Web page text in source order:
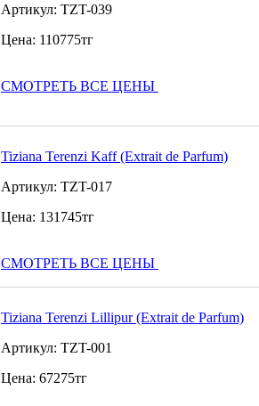
Артикул: TZT-039
Цена: 110775тг
СМОТРЕТЬ ВСЕ ЦЕНЫ
Tiziana Terenzi Kaff (Extrait de Parfum)
Артикул: TZT-017
Цена: 131745тг
СМОТРЕТЬ ВСЕ ЦЕНЫ
Tiziana Terenzi Lillipur (Extrait de Parfum)
Артикул: TZT-001
Цена: 67275тг